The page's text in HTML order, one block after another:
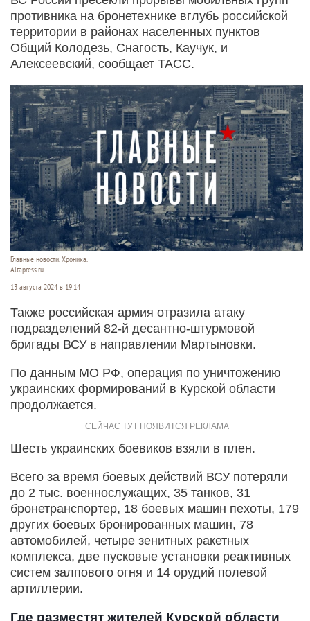
противника на бронетехнике вглубь российской
территории в районах населенных пунктов
Общий Колодезь, Снагость, Каучук, и
Алексеевский, сообщает ТАСС.
Главные новости. Хроника.
Altapress.ru.
13 августа 2024 в 19:14
Также российская армия отразила атаку
подразделений 82-й десантно-штурмовой
бригады ВСУ в направлении Мартыновки.
По данным МО РФ, операция по уничтожению
украинских формирований в Курской области
продолжается.
Шесть украинских боевиков взяли в плен.
Всего за время боевых действий ВСУ потеряли
до 2 тыс. военнослужащих, 35 танков, 31
бронетранспортер, 18 боевых машин пехоты, 179
других боевых бронированных машин, 78
автомобилей, четыре зенитных ракетных
комплекса, две пусковые установки реактивных
систем залпового огня и 14 орудий полевой
артиллерии.
Где разместят жителей Курской области